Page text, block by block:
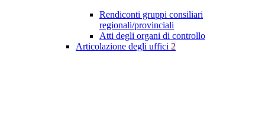
Rendiconti gruppi consiliari
regionali/provinciali
Atti degli organi di controllo
Articolazione degli uffici 2